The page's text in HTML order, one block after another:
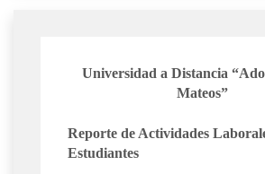
Universidad a Distancia
Mateos”
Reporte de Actividades
Estudiantes